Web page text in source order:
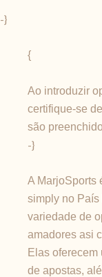
-}
{
Ao introduzir
certifique-se
são
-}
A MarjoSports
simply no País
variedade de
amadores asi
Elas
de apostas,